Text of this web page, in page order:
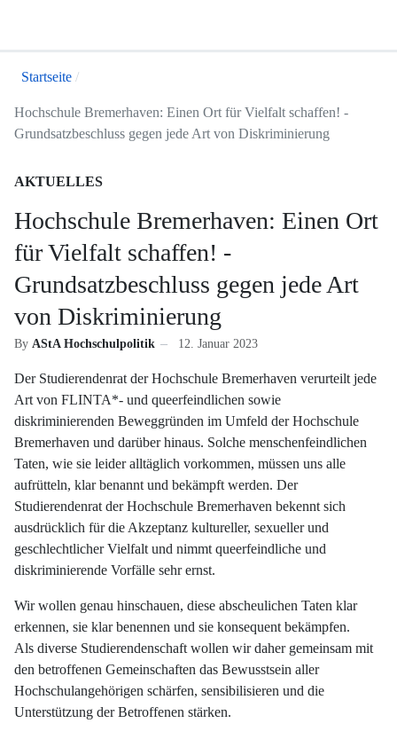
Startseite
Hochschule Bremerhaven: Einen Ort für Vielfalt schaffen! -
Grundsatzbeschluss gegen jede Art von Diskriminierung
AKTUELLES
Hochschule Bremerhaven: Einen Ort
für Vielfalt schaffen! -
Grundsatzbeschluss gegen jede Art
von Diskriminierung
By AStA Hochschulpolitik 12. Januar 2023
Der Studierendenrat der Hochschule Bremerhaven verurteilt jede
Art von FLINTA*- und queerfeindlichen sowie
diskriminierenden Beweggründen im Umfeld der Hochschule
Bremerhaven und darüber hinaus. Solche menschenfeindlichen
Taten, wie sie leider alltäglich vorkommen, müssen uns alle
aufrütteln, klar benannt und bekämpft werden. Der
Studierendenrat der Hochschule Bremerhaven bekennt sich
ausdrücklich für die Akzeptanz kultureller, sexueller und
geschlechtlicher Vielfalt und nimmt queerfeindliche und
diskriminierende Vorfälle sehr ernst.
Wir wollen genau hinschauen, diese abscheulichen Taten klar
erkennen, sie klar benennen und sie konsequent bekämpfen.
Als diverse Studierendenschaft wollen wir daher gemeinsam mit
den betroffenen Gemeinschaften das Bewusstsein aller
Hochschulangehörigen schärfen, sensibilisieren und die
Unterstützung der Betroffenen stärken.